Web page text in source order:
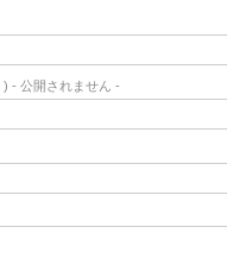
) - 公開されません -